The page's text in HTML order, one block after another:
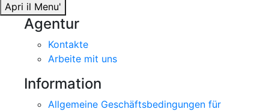
Apri il Menu'
Agentur
Kontakte
Arbeite mit uns
Information
Allgemeine Geschäftsbedingungen für